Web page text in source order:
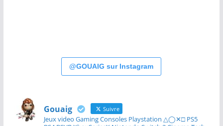
@GOUAIG sur Instagram
Gouaig Suivre
Jeux video Gaming Consoles Playstation △◯✕□ PS5